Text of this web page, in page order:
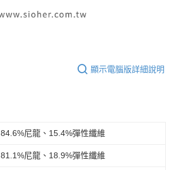
顯示電腦版詳細說明
84.6%尼龍、15.4%彈性纖維
81.1%尼龍、18.9%彈性纖維